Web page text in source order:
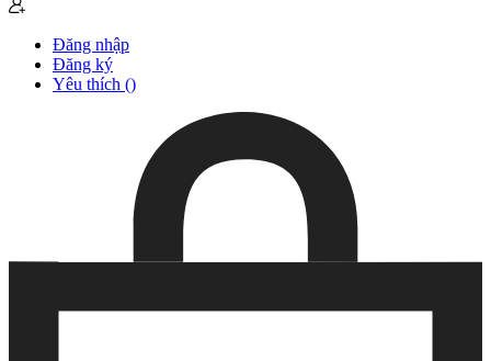
Đăng nhập
Đăng ký
Yêu thích ()